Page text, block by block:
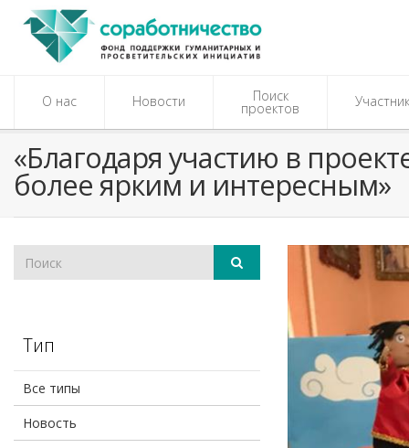
О нас Новости Поиск
проектов
«Благодаря участию в
более ярким и интересным»
Тип
Все типы
Новость